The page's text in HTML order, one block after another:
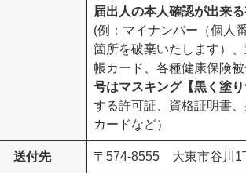
届出人の本人確認が出来
(例：マイナンバー（個人
箇所を破棄いたします）
帳カード、各種健康保険
号はマスキング【黒く塗
する許可証、資格証明書
カードなど）
送付先 〒574-8555 大東市谷川